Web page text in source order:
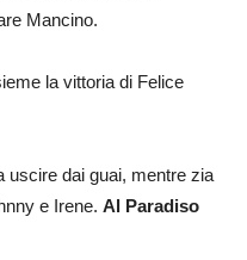
Mancino.
la vittoria di Felice
uscire dai guai, mentre zia
e Irene. Al Paradiso